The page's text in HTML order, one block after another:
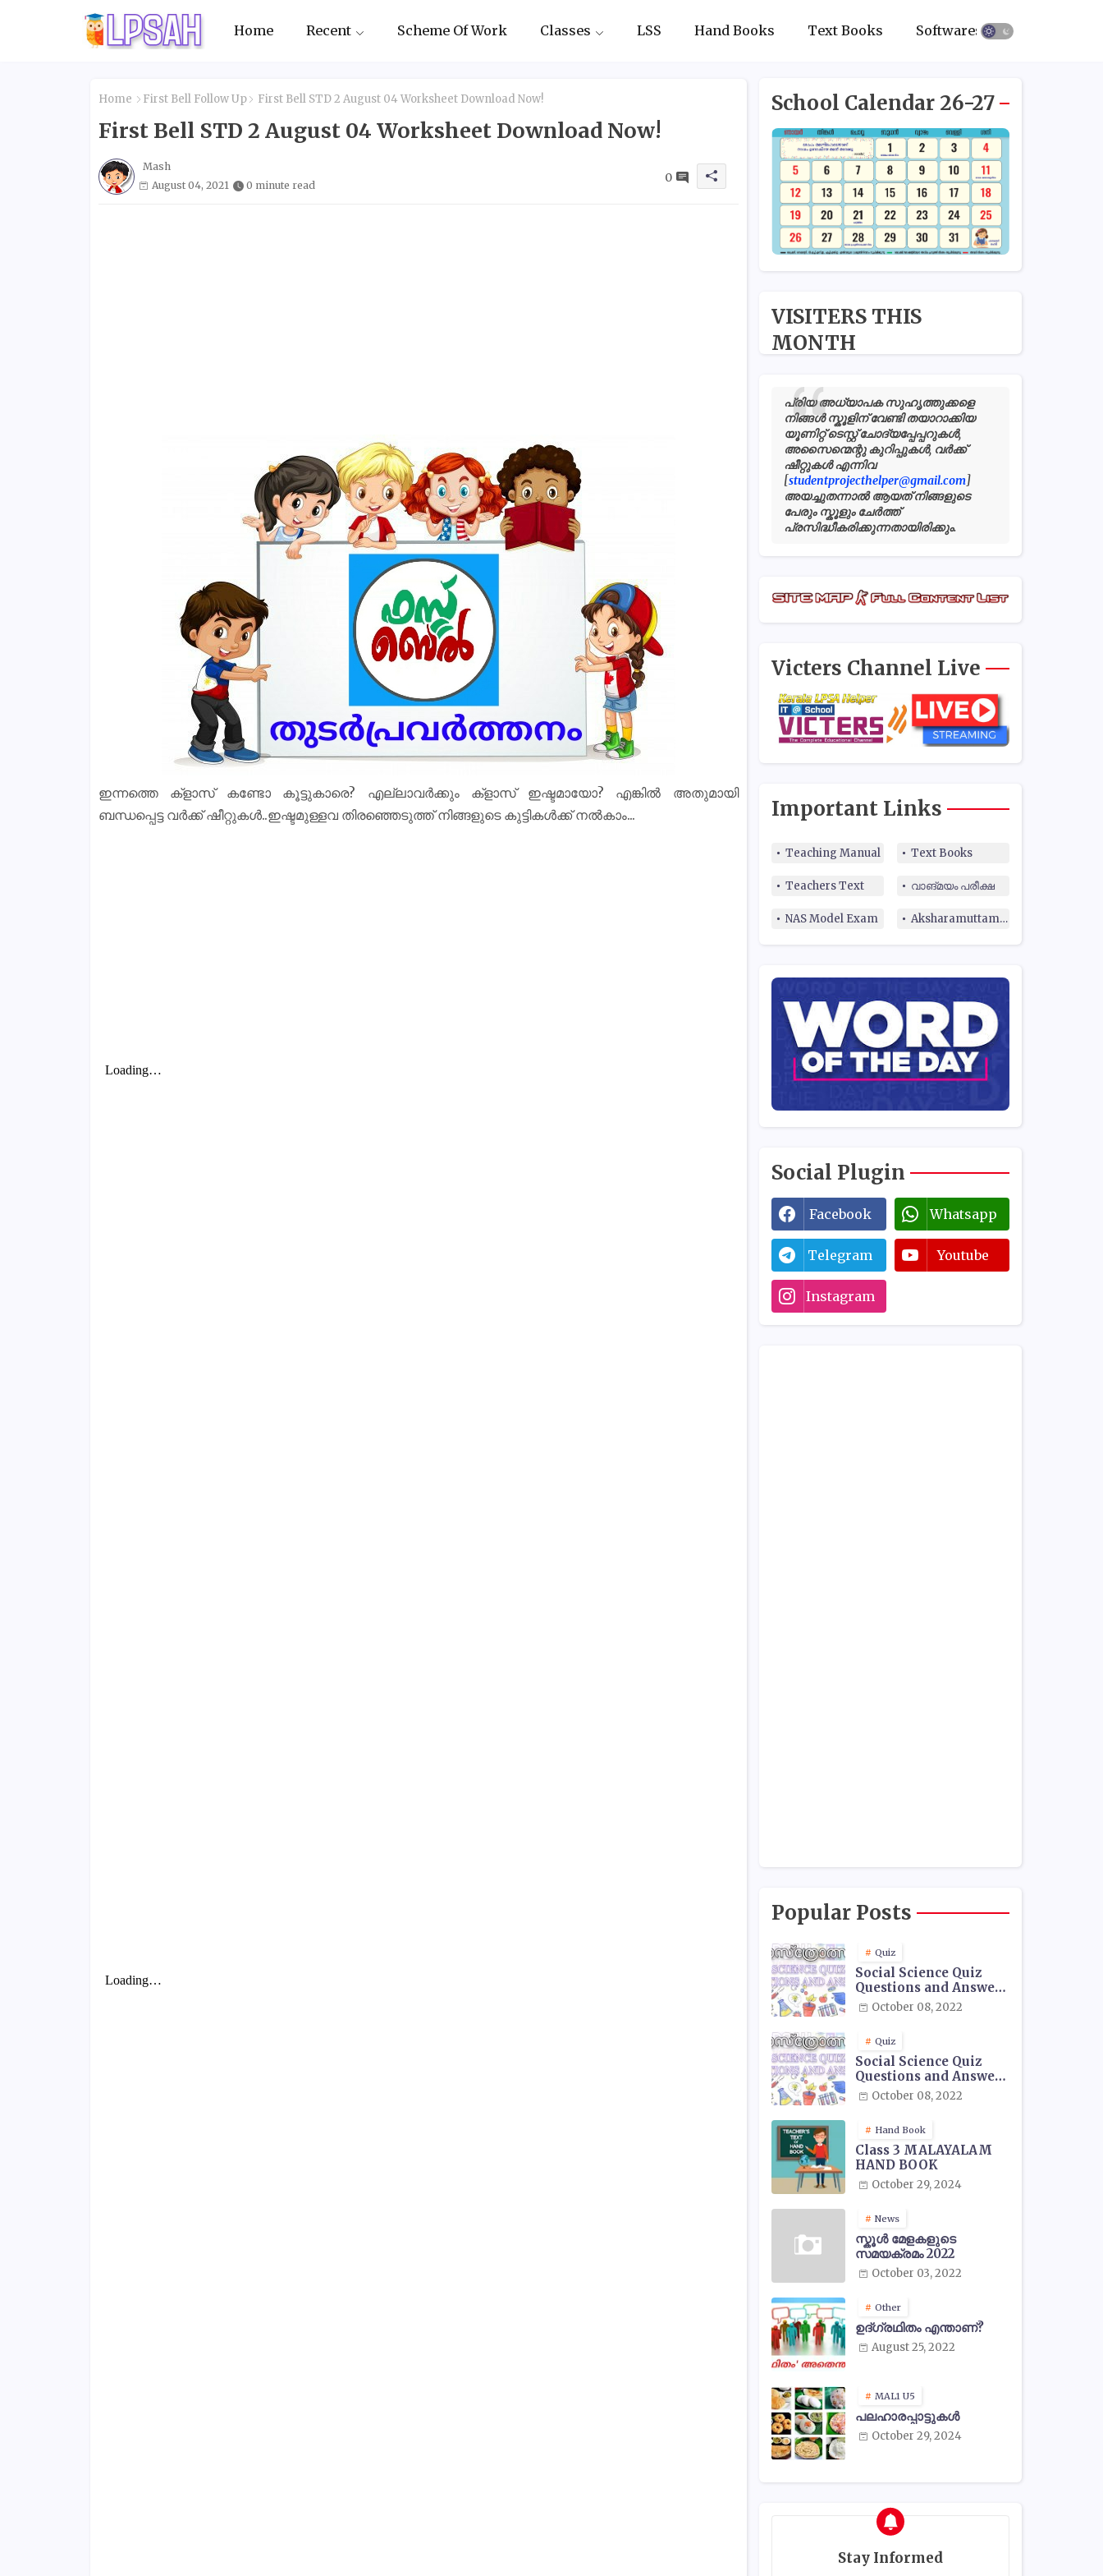
Home Recent Scheme Of Work Classes LSS Hand Books Text Books Softwares
Home First Bell Follow Up First Bell STD 2 August 04 Worksheet Download Now!
First Bell STD 2 August 04 Worksheet Download Now!
Mash
August 04, 2021
0 minute read
0
ഇന്നത്തെ ക്‌ളാസ് കണ്ടോ കൂട്ടുകാരെ? എല്ലാവർക്കും ക്‌ളാസ് ഇഷ്ടമായോ? എങ്കിൽ അതുമായി
ബന്ധപ്പെട്ട വർക്ക് ഷീറ്റുകൾ..ഇഷ്ടമുള്ളവ തിരഞ്ഞെടുത്ത് നിങ്ങളുടെ കുട്ടികൾക്ക് നൽകാം...
School Calendar 26-27
VISITERS THIS
MONTH
പ്രിയ അധ്യാപക സുഹൃത്തുക്കളെ
നിങ്ങൾ സ്കൂളിന് വേണ്ടി തയാറാക്കിയ
യൂണിറ്റ് ടെസ്റ്റ് ചോദ്യപ്പേപ്പറുകൾ,
അസൈന്മെന്റു കുറിപ്പുകൾ, വർക്ക്
ഷീറ്റുകൾ എന്നിവ
[studentprojecthelper@gmail.com]
അയച്ചുതന്നാൽ ആയത് നിങ്ങളുടെ
പേരും സ്കൂളും ചേർത്ത്
പ്രസിദ്ധീകരിക്കുന്നതായിരിക്കും.
Victers Channel Live
Important Links
Teaching Manual Text Books
Teachers Text വാങ്മയം പരീക്ഷ
NAS Model Exam Aksharamuttam Quiz
Social Plugin
Facebook Whatsapp
Telegram Youtube
Instagram
Popular Posts
Quiz
Social Science Quiz
Questions and Answers
- 01October 08, 2022
Quiz
Social Science Quiz
Questions and Answers
- 02October 08, 2022
Hand Book
Class 3 MALAYALAM
HAND BOOK
October 29, 2024
News
സ്കൂൾ മേളകളുടെ
സമയക്രമം 2022
October 03, 2022
Other
ഉദ്ഗ്രഥിതം എന്താണ്?
August 25, 2022
MAL1 U5
പലഹാരപ്പാട്ടുകൾ
October 29, 2024
Stay Informed